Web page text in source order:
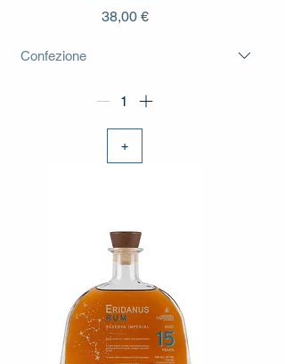
Prezzo
38,00 €
+